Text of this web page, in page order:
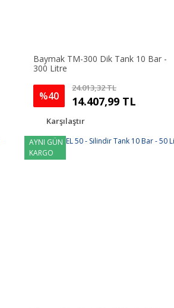
Baymak TM-300 Dik Tank 10 Bar -
300 Litre
%40
24.013,32 TL
14.407,99 TL
Karşılaştır
AYNI GÜN
KARGO